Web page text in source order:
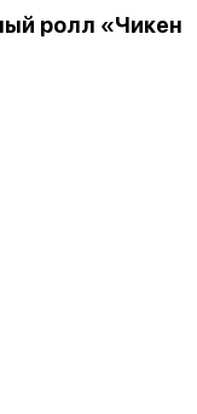
ролл «Чикен